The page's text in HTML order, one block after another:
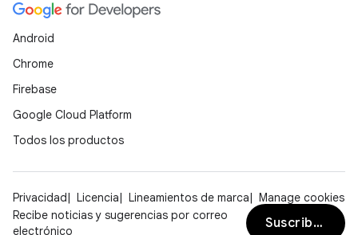
Android
Chrome
Firebase
Google Cloud Platform
Todos los productos
Privacidad Licencia Lineamientos de marca
Manage cookies
Recibe noticias y sugerencias por correo
electrónico
Suscribirse